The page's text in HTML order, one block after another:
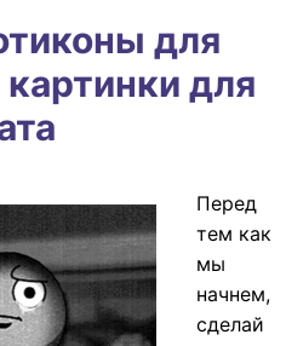
для
для
Перед
тем как
мы
начнем,
сделай